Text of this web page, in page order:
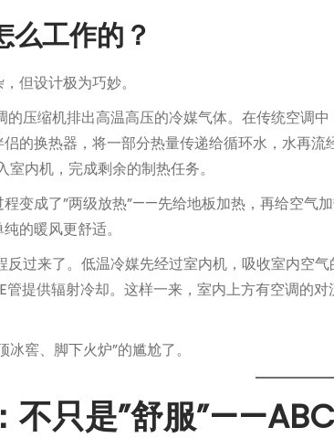
么工作的？
但设计极为巧妙。
的压缩机排出高温高压的冷媒气体。在传统空调
的换热器，将一部分热量传递给循环水，水再
室内机，完成剩余的制热任务。
变成了”两级放热”——先给地板加热，再给空气
的暖风更舒适。
反过来了。低温冷媒先经过室内机，吸收室内空
管提供辐射冷却。这样一来，室内上方有空调的
冰窖、脚下火炉”的尴尬了。
不只是”舒服